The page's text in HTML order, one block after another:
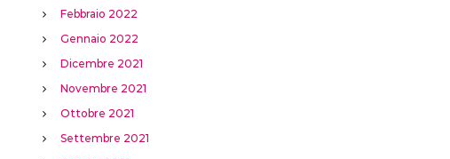
Febbraio 2022
Gennaio 2022
Dicembre 2021
Novembre 2021
Ottobre 2021
Settembre 2021